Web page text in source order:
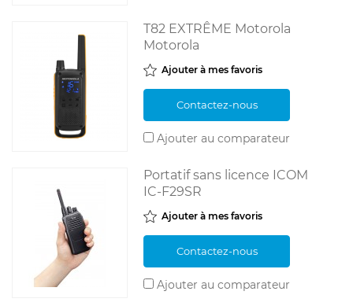
T82 EXTRÊME Motorola
Motorola
Ajouter à mes favoris
Contactez-nous
Ajouter au comparateur
Portatif sans licence ICOM
IC-F29SR
Ajouter à mes favoris
Contactez-nous
Ajouter au comparateur